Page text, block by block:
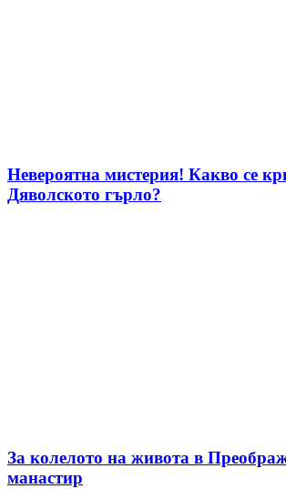
Невероятна мистерия! Какво се
Дяволското гърло?
За колелото на живота в
манастир